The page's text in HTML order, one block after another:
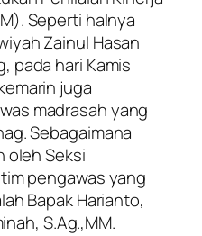
Seperti halnya
Zainul Hasan
pada hari Kamis
juga
madrasah yang
Sebagaimana
oleh Seksi
pengawas yang
Bapak Harianto,
S.Ag.,MM.